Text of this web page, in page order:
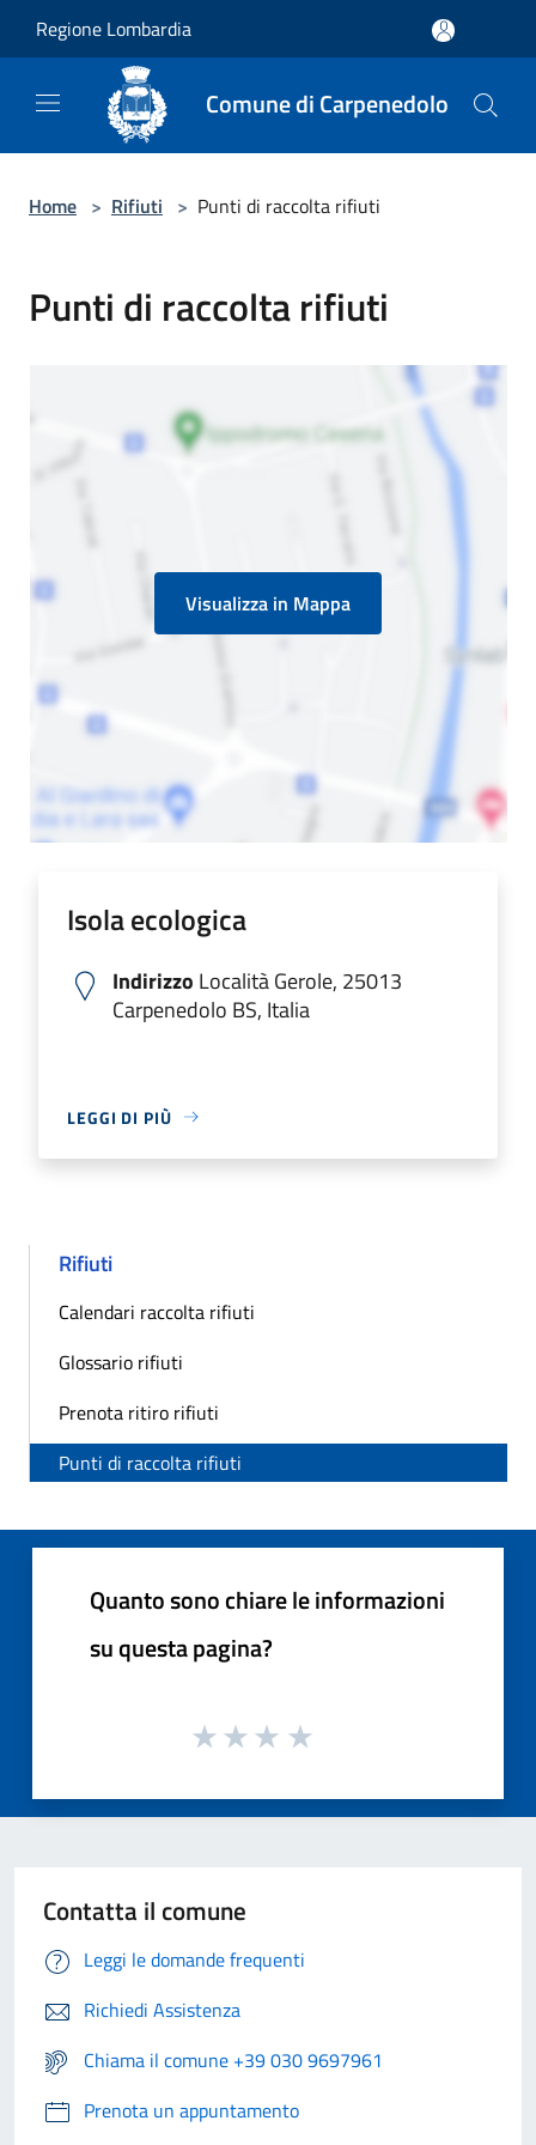
Regione Lombardia
Comune di Carpenedolo
Home > Rifiuti > Punti di raccolta rifiuti
Punti di raccolta rifiuti
Visualizza in Mappa
Isola ecologica
Indirizzo Località Gerole, 25013
Carpenedolo BS, Italia
LEGGI DI PIÙ
Rifiuti
Calendari raccolta rifiuti
Glossario rifiuti
Prenota ritiro rifiuti
Punti di raccolta rifiuti
Quanto sono chiare le informazioni
su questa pagina?
Contatta il comune
Leggi le domande frequenti
Richiedi Assistenza
Chiama il comune +39 030 9697961
Prenota un appuntamento